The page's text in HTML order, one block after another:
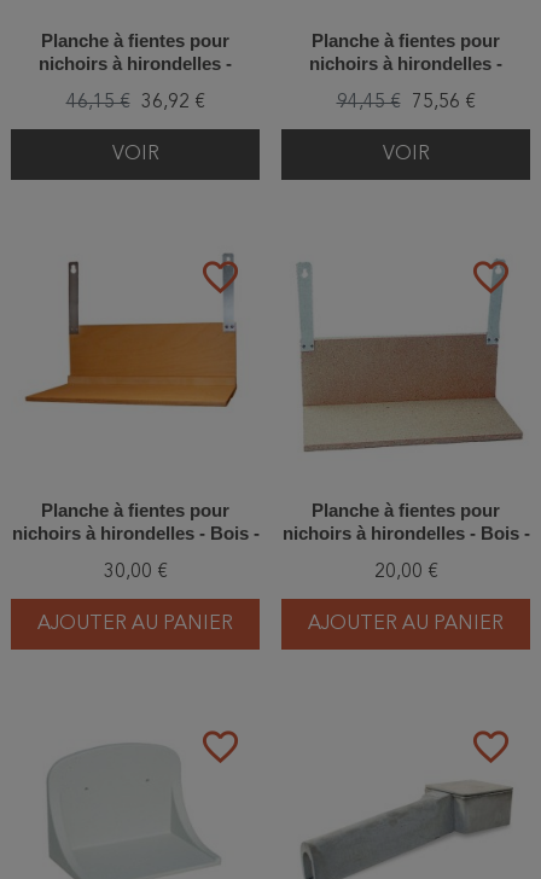
Planche à fientes pour
nichoirs à hirondelles -
46,15 € 36,92 €
VOIR
Planche à fientes pour
nichoirs à hirondelles -
94,45 € 75,56 €
VOIR
favorite_border
Planche à fientes pour
nichoirs à hirondelles - Bois -
30,00 €
AJOUTER AU PANIER
favorite_border
Planche à fientes pour
nichoirs à hirondelles - Bois -
20,00 €
AJOUTER AU PANIER
favorite_border favorite_border